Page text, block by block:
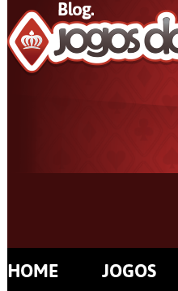
HOME JOGOS